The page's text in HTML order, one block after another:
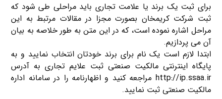
برای ثبت یک برند یا علامت تجاری باید مراحلی طی شود که
ثبت شرکت کریمخان بصورت مجزا در مقالات مرتبط به این
مراحل اشاره نموده است، که در این متن به طور خلاصه به بیان
آن می پردازیم.
ابتدا لازم است یک نام برای برند خودتان انتخاب نمایید و به
پایگاه اینترنتی مالکیت صنعتی ثبت علایم تجاری به آدرس
http://ip.ssaa.ir مراجعه کنید و اظهارنامه را در سامانه اداره
مالکیت صنعتی ثبت نمایید.